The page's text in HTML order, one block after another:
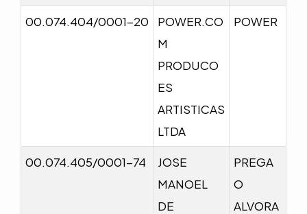
00.074.404/0001-20
POWER.CO
M
PRODUCO
ES
ARTISTICAS
LTDA
POWER
00.074.405/0001-74
JOSE
MANOEL
DE
PREGA
O
ALVORA